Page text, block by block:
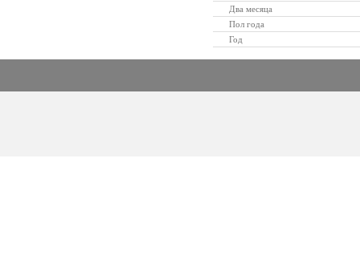
Два месяца
Пол года
Год